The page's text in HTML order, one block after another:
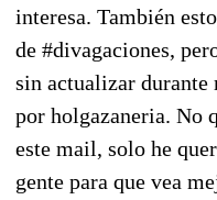
interesa. También
de #divagaciones,
sin actualizar durante
por holgazaneria. No
este mail, solo he
gente para que vea